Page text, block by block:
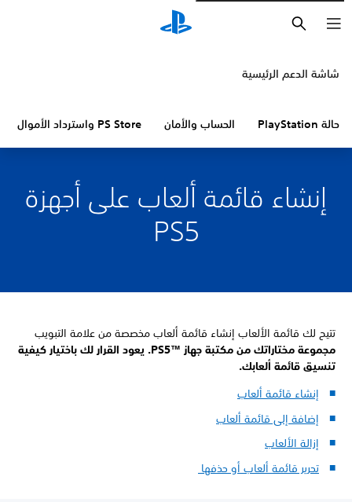
شاشة الدعم الرئيسية
حالة PlayStation الحساب والأمان PS Store واسترداد الأموال
إنشاء قائمة ألعاب على أجهزة
PS5
تتيح لك قائمة الألعاب إنشاء قائمة ألعاب مخصصة من علامة التبويب
مجموعة مختاراتك من مكتبة جهاز PS5™‎. يعود القرار لك باختيار كيفية
تنسيق قائمة ألعابك.
إنشاء قائمة ألعاب
إضافة إلى قائمة ألعاب
إزالة الألعاب
تحرير قائمة ألعاب أو حذفها